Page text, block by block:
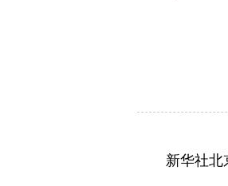
新华社北京